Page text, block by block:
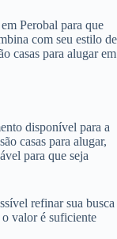
Perobal para que
com seu estilo de
casas para alugar em
disponível para a
casas para alugar,
para que seja
refinar sua busca
o valor é suficiente